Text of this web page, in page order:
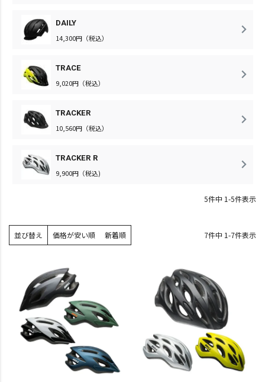
DAILY
14,300円（税込）
TRACE
9,020円（税込）
TRACKER
10,560円（税込）
TRACKER R
9,900円（税込)
5件中 1-5件表示
並び替え 価格が安い順 新着順 7件中 1-7件表示